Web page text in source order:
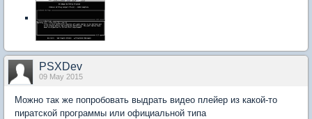
PSXDev
09 May 2015
Можно так же попробовать выдрать видео плейер из какой-то
пиратской программы или официальной типа